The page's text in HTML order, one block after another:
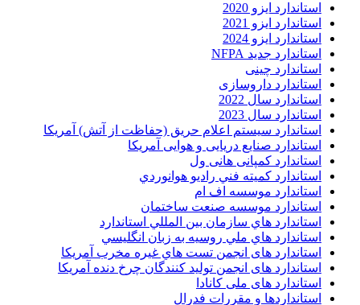
استاندارد ایزو 2020
استاندارد ایزو 2021
استاندارد ایزو 2024
استاندارد جدید NFPA
استاندارد چینی
استاندارد داروسازی
استاندارد سال 2022
استاندارد سال 2023
استاندارد سیستم اعلام حریق (حفاظت از آتش) آمریکا
استاندارد صنایع دریایی و هوایی آمریکا
استاندارد کمپانی هانی ول
استاندارد کميته فني راديو هوانوردي
استاندارد موسسه اف ام
استاندارد موسسه صنعت ساختمان
استاندارد هاي سازمان بين المللي استاندارد
استاندارد هاي ملي روسيه به زبان انگليسي
استاندارد های انجمن تست هاي غيره مخرب آمريکا
استاندارد های انجمن توليد کنندگان چرخ دنده آمريکا
استاندارد های ملی کانادا
استانداردها و مقررات فدرال